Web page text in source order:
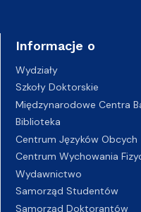
Informacje o
Wydziały
Szkoły Doktorskie
Międzynarodowe Centra
Biblioteka
Centrum Języków Obcych
Centrum Wychowania
Wydawnictwo
Samorząd Studentów
Samorząd Doktorantów